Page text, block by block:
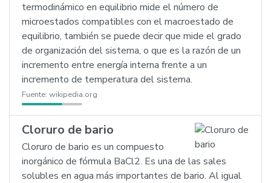
termodinámico en equilibrio mide el número de
microestados compatibles con el macroestado de
equilibrio, también se puede decir que mide el grado
de organización del sistema, o que es la razón de un
incremento entre energía interna frente a un
incremento de temperatura del sistema.
Fuente: wikipedia.org
Cloruro de bario
Cloruro de bario es un compuesto
inorgánico de fórmula BaCl2. Es una de las sales
solubles en agua más importantes de bario. Al igual